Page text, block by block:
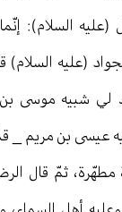
(عليه السلام):
(عليه السلام)
لي شبيه موسى بن
عيسى بن مريم _
ثمّ قال
أهل السماء،